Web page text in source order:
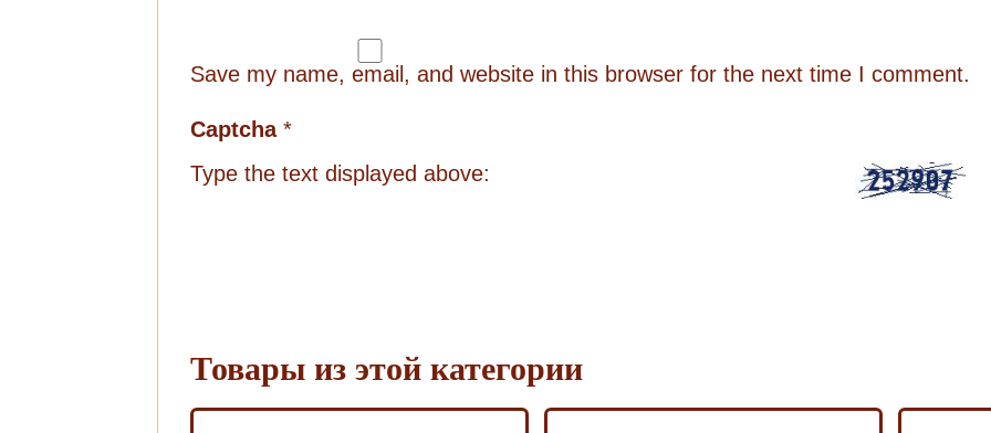
Save my name, email, and website in this browser for the next time I comment.
Captcha *
Type the text displayed above:
Товары из этой категории